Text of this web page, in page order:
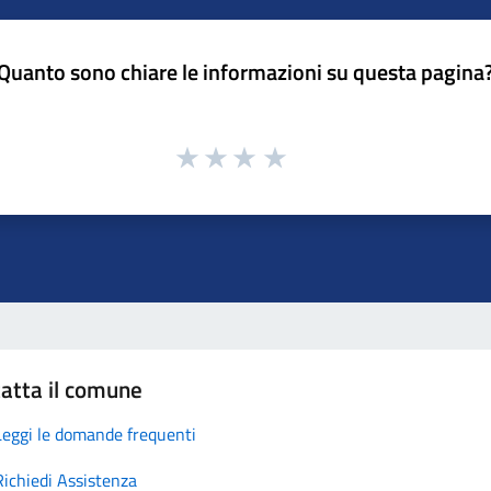
sono chiare le informazioni su questa
il comune
le domande frequenti
Assistenza